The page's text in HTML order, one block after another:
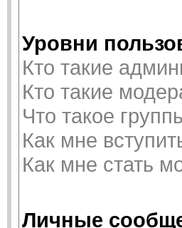
Уровни
Кто такие
Кто такие
Что такое
Как мне
Как мне стать
Личные